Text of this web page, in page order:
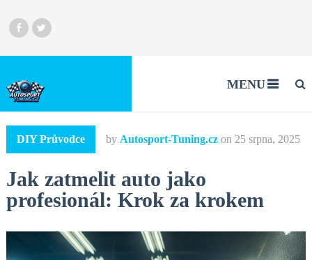
MENU
DIY Průvodce by Autosport-Tuning.cz on 25 srpna, 2025
Jak zatmelit auto jako
profesionál: Krok za krokem